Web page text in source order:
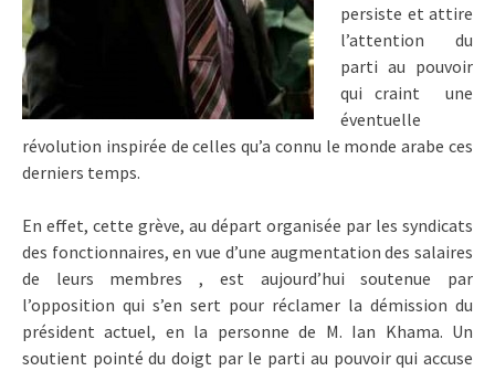
persiste et attire
l’attention du
parti au pouvoir
qui craint une
éventuelle
révolution inspirée de celles qu’a connu le monde arabe ces
derniers temps.
En effet, cette grève, au départ organisée par les syndicats
des fonctionnaires, en vue d’une augmentation des salaires
de leurs membres , est aujourd’hui soutenue par
l’opposition qui s’en sert pour réclamer la démission du
président actuel, en la personne de M. Ian Khama. Un
soutient pointé du doigt par le parti au pouvoir qui accuse